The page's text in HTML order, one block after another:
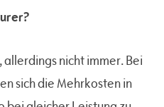
nicht immer. Bei
sich die Mehrkosten in